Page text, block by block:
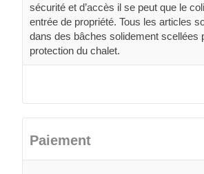
sécurité et d’accès il se peut que le
entrée de propriété. Tous les articles
dans des bâches solidement scellées
protection du chalet.
Paiement